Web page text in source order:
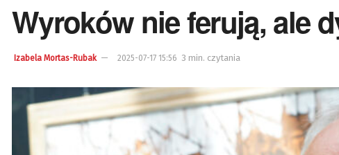
Wyroków nie ferują, ale
Izabela Mortas-Rubak 2025-07-17 15:56 3 min. czytania